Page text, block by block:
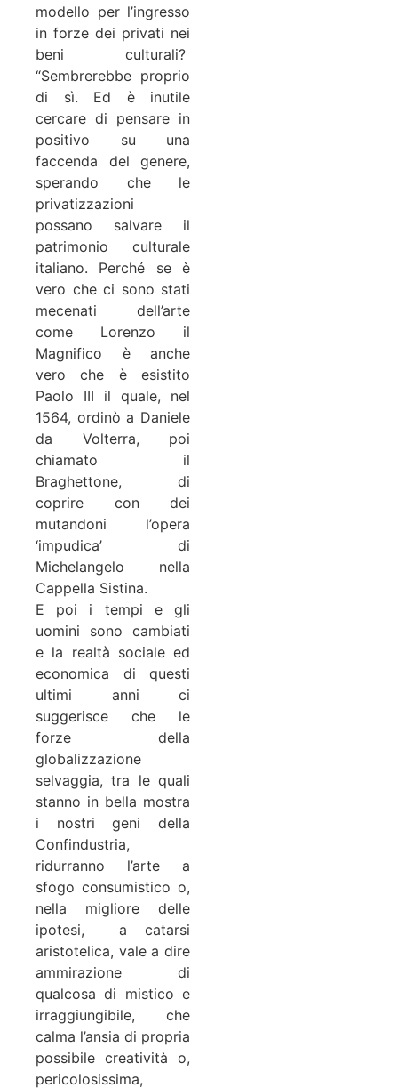
modello per l’ingresso
in forze dei privati nei
beni culturali?
“Sembrerebbe proprio
di sì. Ed è inutile
cercare di pensare in
positivo su una
faccenda del genere,
sperando che le
privatizzazioni
possano salvare il
patrimonio culturale
italiano. Perché se è
vero che ci sono stati
mecenati dell’arte
come Lorenzo il
Magnifico è anche
vero che è esistito
Paolo III il quale, nel
1564, ordinò a Daniele
da Volterra, poi
chiamato il
Braghettone, di
coprire con dei
mutandoni l’opera
‘impudica’ di
Michelangelo nella
Cappella Sistina.
E poi i tempi e gli
uomini sono cambiati
e la realtà sociale ed
economica di questi
ultimi anni ci
suggerisce che le
forze della
globalizzazione
selvaggia, tra le quali
stanno in bella mostra
i nostri geni della
Confindustria,
ridurranno l’arte a
sfogo consumistico o,
nella migliore delle
ipotesi, a catarsi
aristotelica, vale a dire
ammirazione di
qualcosa di mistico e
irraggiungibile, che
calma l’ansia di propria
possibile creatività o,
pericolosissima,